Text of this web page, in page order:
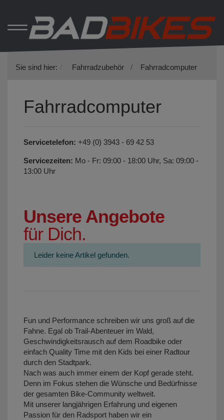
Sie sind hier: Fahrradzubehör Fahrradcomputer
Fahrradcomputer
Servicetelefon: +49 (0) 3943 - 69 42 53
Servicezeiten: Mo - Fr: 09:00 - 18:00 Uhr, Sa: 09:00 -
13:00 Uhr
Unsere Angebote
für Dich.
Leider keine Artikel gefunden.
Fun und Performance schreiben wir uns groß auf die
Fahne. Egal ob Trail-Abenteuer im Wald,
Geschwindigkeitsrausch auf dem Roadbike oder
einfach Quality Time mit den Kids bei einer Radtour
durch den Stadtpark.
Nach was auch immer einem der Kopf gerade steht.
Denn im Fokus stehen die Wünsche und Bedürfnisse
der gesamten Bike-Community weltweit.
Mit unserer langjährigen Erfahrung und eigenen
Passion für den Radsport haben wir ein